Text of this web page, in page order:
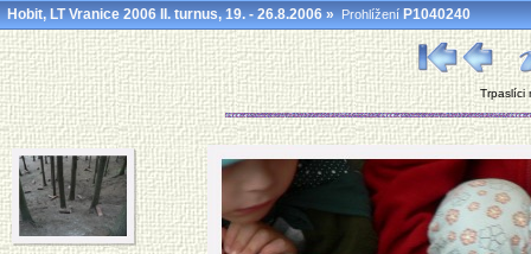
Hobit, LT Vranice 2006 II. turnus, 19. - 26.8.2006»ProhlíženíP1040240
Trpaslíci